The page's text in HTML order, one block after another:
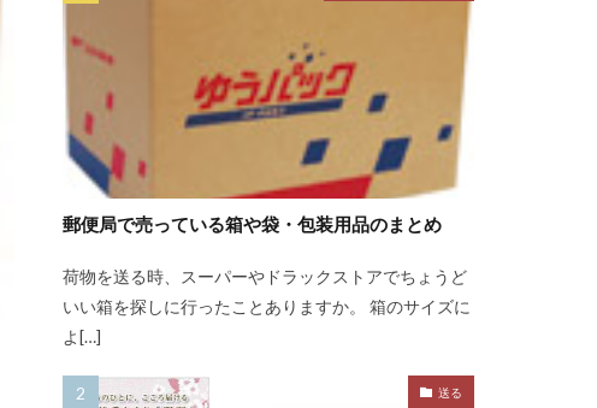
郵便局で売っている箱や袋・包装用品のまとめ
荷物を送る時、スーパーやドラックストアでちょうど
いい箱を探しに行ったことありますか。 箱のサイズに
よ[…]
送る